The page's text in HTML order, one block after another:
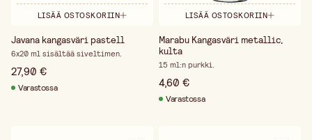
LISÄÄ OSTOSKORIIN
Javana kangasväri pastell
6x20 ml sisältää siveltimen.
27,90 €
Varastossa
LISÄÄ OSTOSKORIIN
Marabu Kangasväri metallic,
kulta
15 ml:n purkki.
4,60 €
Varastossa